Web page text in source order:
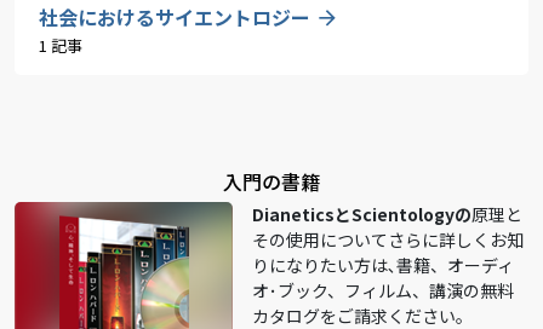
社会におけるサイエントロジー
1 記事
入門の書籍
DianeticsとScientologyの原理と
その使用についてさらに詳しくお知
りになりたい方は､書籍、オーディ
オ･ブック、フィルム、講演の無料
カタログをご請求ください。